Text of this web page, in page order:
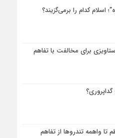
اسلام کدام را برمی‌گزیند؟
برای مخالفت با تفاهم
تا واهمه تندروها از تفاهم